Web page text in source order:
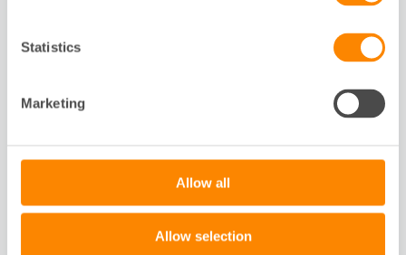
Statistics
Marketing
Allow all
Allow selection
Egenkontrollsystem
webbaserade egenkontrollsystem. Verktyget
innehåller alla funktioner du behöver för att
och hjälper dig att hålla koll på rutiner och
Gör intresseanmälan